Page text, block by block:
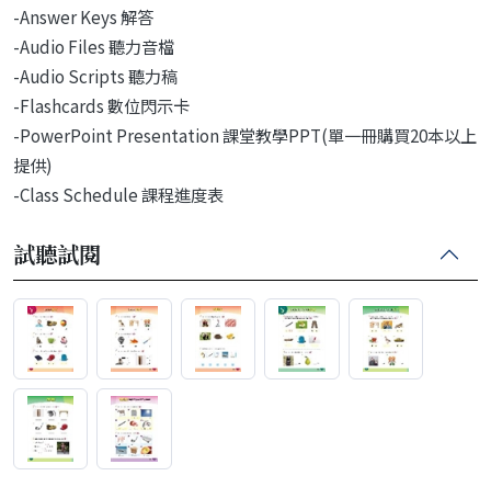
-Answer Keys 解答
-Audio Files 聽力音檔
-Audio Scripts 聽力稿
-Flashcards 數位閃示卡
-PowerPoint Presentation 課堂教學PPT(單一冊購買20本以上
提供)
-Class Schedule 課程進度表
試聽試閱